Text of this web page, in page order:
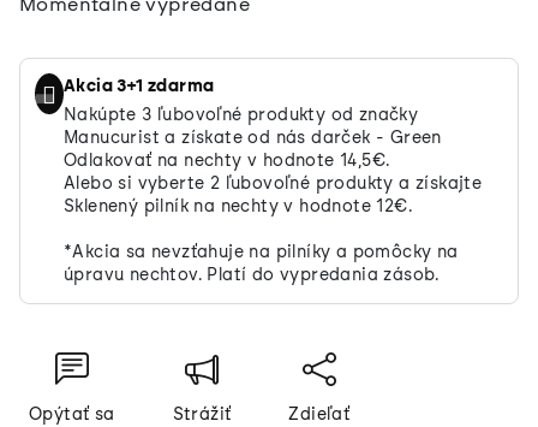
cena:
Akcia 3+1 zdarma
Nakúpte 3 ľubovoľné produkty od značky
Manucurist a získate od nás darček - Green
Odlakovať na nechty v hodnote 14,5€.
Alebo si vyberte 2 ľubovoľné produkty a získajte
Sklenený pilník na nechty v hodnote 12€.
*Akcia sa nevzťahuje na pilníky a pomôcky na
úpravu nechtov. Platí do vypredania zásob.
Opýtať sa Strážiť Zdieľať